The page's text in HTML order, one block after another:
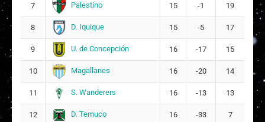
7 Palestino 15 -1 19
8 D. Iquique 15 -5 17
9 U. de Concepción 16 -17 15
10 Magallanes 16 -20 14
11 S. Wanderers 16 -13 13
12 D. Temuco 16 -33 7